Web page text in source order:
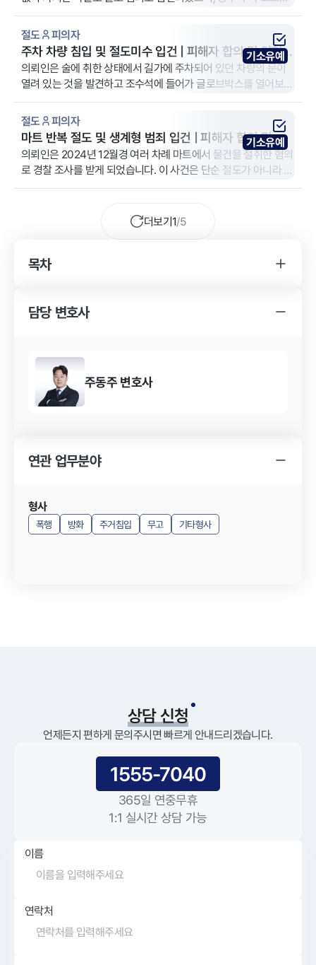
들어올 수 있다는 우려 속에서 사건 전반을 정리하고자 법무법인
YK 대전 분사무소를 방문하셨습니다. 특히 가족에게 해당 사실이
알려지는 것을 극도로 우려하였고, 전과 없이 사건을 종결짓기를
간절히 희망하셨습니다.
절도 피의자
주차 차량 침입 및 절도미수 입건 | 피해자 합의 및 양형
자료로 기소유예
의뢰인은 술에 취한 상태에서 길가에 주차되어 있던 차량의 문이
열려 있는 것을 발견하고 조수석에 들어가 글로브박스를 열어보다
피해자에게 발각되었다는 이유로 절도미수 혐의로 고소당하였습
니다. 의뢰인은 사건 당시 술에 취해 호기심에 차를 들여다본 것일
뿐 물건을 훔칠 의도는 없었다는 입장이었으나, 수사 결과에 따라
형사처벌을 받을 수 있다는 점에 우려를 느껴 법무법인 YK 진주 분
사무소를 찾아오게 되었습니다.
기소유예
절도 피의자
마트 반복 절도 및 생계형 범죄 입건 | 피해자 합의 및 양
형 변론으로 기소유예
의뢰인은 2024년 12월경 여러 차례 마트에서 물건을 절취한 혐의
로 경찰 조사를 받게 되었습니다. 이 사건은 단순 절도가 아니라 동
일 장소에서 반복적으로 발생한 점에서 초범임에도 기소 가능성이
형사처벌이 자녀 양육에 미칠 영향을 걱정하며 법무법인 YK 진주
분사무소를 급히 방문하였습니다.
기소유예
더보기1/5
목차
YK 절도 사건 변호사의 조력 내용
담당 변호사
주동주 변호사
연관 업무분야
형사
폭행 방화 주거침입 무고 기타형사
상담 신청
언제든지 편하게 문의주시면 빠르게 안내드리겠습니다.
1555-7040
365일 연중무휴
1:1 실시간 상담 가능
이름
연락처